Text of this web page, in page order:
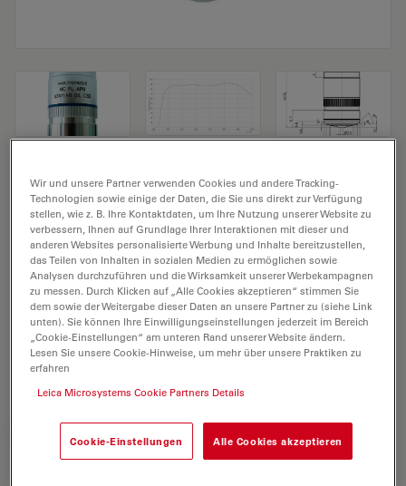
Mikroskopobjektiv HC PL APO 63x/1,40
OIL CS2
Produkt Nr. 11506350
Das Objektiv HC PL APO 63x/1,40 OIL CS2 hat eine
Vergrößerung von 63X und eine numerische Apertur
von 1,4. Für den Immersionseinsatz in Öl, mit einem
M25 Objektivgewinde mit 0,14 mm freiem
Arbeitsabstand und Sichtfeld FN 25.
ANGEBOT ANFORDERN
Wir und unsere Partner verwenden Cookies und andere Tracking-
Technologien sowie einige der Daten, die Sie uns direkt zur Verfügung
stellen, wie z. B. Ihre Kontaktdaten, um Ihre Nutzung unserer Website zu
verbessern, Ihnen auf Grundlage Ihrer Interaktionen mit dieser und
anderen Websites personalisierte Werbung und Inhalte bereitzustellen,
das Teilen von Inhalten in sozialen Medien zu ermöglichen sowie
Analysen durchzuführen und die Wirksamkeit unserer Werbekampagnen
zu messen. Durch Klicken auf „Alle Cookies akzeptieren“ stimmen Sie
dem sowie der Weitergabe dieser Daten an unsere Partner zu (siehe Link
unten). Sie können Ihre Einwilligungseinstellungen jederzeit im Bereich
„Cookie-Einstellungen“ am unteren Rand unserer Website ändern.
Lesen Sie unsere Cookie-Hinweise, um mehr über unsere Praktiken zu
erfahren
Leica Microsystems Cookie Partners Details
Cookie-Einstellungen Alle Cookies akzeptieren